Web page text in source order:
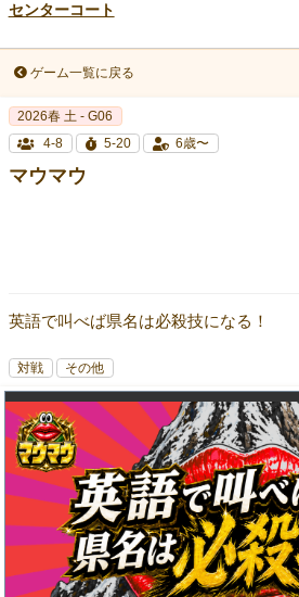
センターコート
ゲーム一覧に戻る
2026春 土 - G06
4-8
5-20 6歳〜
マウマウ
英語で叫べば県名は必殺技になる！
対戦 その他